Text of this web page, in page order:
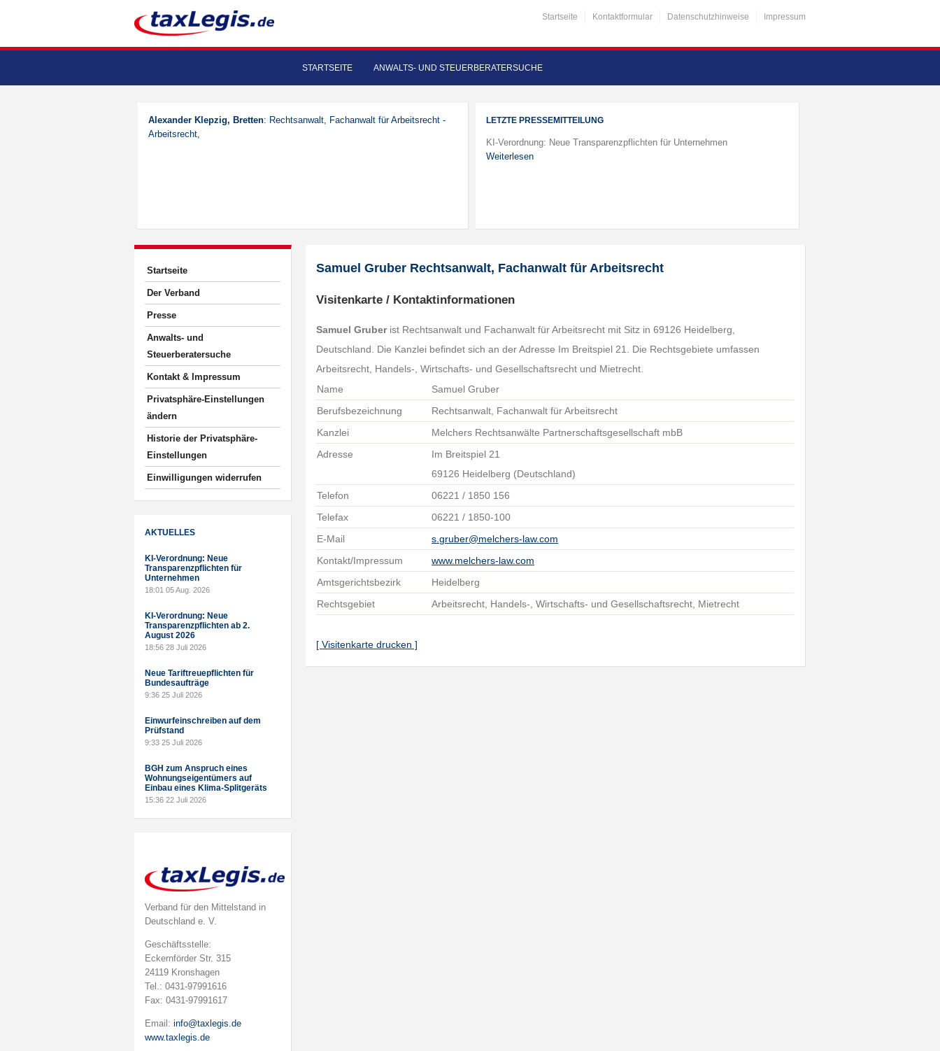
Startseite Kontaktformular Datenschutzhinweise Impressum
STARTSEITE ANWALTS- UND STEUERBERATERSUCHE
Alexander Klepzig, Bretten: Rechtsanwalt, Fachanwalt für Arbeitsrecht -
Arbeitsrecht,
LETZTE PRESSEMITTEILUNG
KI-Verordnung: Neue Transparenzpflichten für Unternehmen
Weiterlesen
Startseite
Der Verband
Presse
Anwalts- und
Steuerberatersuche
Kontakt & Impressum
Privatsphäre-Einstellungen
ändern
Historie der Privatsphäre-
Einstellungen
Einwilligungen widerrufen
AKTUELLES
KI-Verordnung: Neue
Transparenzpflichten für
Unternehmen
18:01 05 Aug. 2026
KI-Verordnung: Neue
Transparenzpflichten ab 2.
August 2026
18:56 28 Juli 2026
Neue Tariftreuepflichten für
Bundesaufträge
9:36 25 Juli 2026
Einwurfeinschreiben auf dem
Prüfstand
9:33 25 Juli 2026
BGH zum Anspruch eines
Wohnungseigentümers auf
Einbau eines Klima-Splitgeräts
15:36 22 Juli 2026
Verband für den Mittelstand in
Deutschland e. V.
Geschäftsstelle:
Eckernförder Str. 315
24119 Kronshagen
Tel.: 0431-97991616
Fax: 0431-97991617
Email: info@taxlegis.de
www.taxlegis.de
Samuel Gruber Rechtsanwalt, Fachanwalt für Arbeitsrecht
Visitenkarte / Kontaktinformationen
Samuel Gruberist Rechtsanwalt und Fachanwalt für Arbeitsrecht mit Sitz in 69126 Heidelberg,
Deutschland. Die Kanzlei befindet sich an der Adresse Im Breitspiel 21. Die Rechtsgebiete umfassen
Arbeitsrecht, Handels-, Wirtschafts- und Gesellschaftsrecht und Mietrecht.
Name
Samuel Gruber
Berufsbezeichnung
Rechtsanwalt, Fachanwalt für Arbeitsrecht
Kanzlei
Melchers Rechtsanwälte Partnerschaftsgesellschaft mbB
Adresse
Im Breitspiel 21
69126 Heidelberg (Deutschland)
Telefon
06221 / 1850 156
Telefax
06221 / 1850-100
E-Mail
s.gruber@melchers-law.com
Kontakt/Impressum
www.melchers-law.com
Amtsgerichtsbezirk
Heidelberg
Rechtsgebiet
Arbeitsrecht, Handels-, Wirtschafts- und Gesellschaftsrecht, Mietrecht
[ Visitenkarte drucken ]